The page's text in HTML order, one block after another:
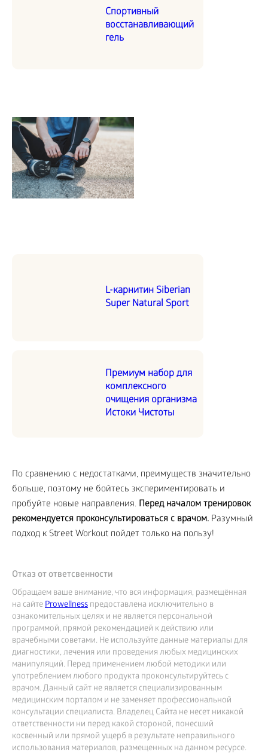
Спортивный
восстанавливающий
гель
L-карнитин Siberian
Super Natural Sport
Премиум набор для
комплексного
очищения организма
Истоки Чистоты
По сравнению с недостатками, преимуществ значительно
больше, поэтому не бойтесь экспериментировать и
пробуйте новые направления. Перед началом тренировок
рекомендуется проконсультироваться с врачом. Разумный
подход к Street Workout пойдет только на пользу!
Отказ от ответсвенности
Обращаем ваше внимание, что вся информация, размещённая
на сайтеProwellness предоставлена исключительно в
ознакомительных целях и не является персональной
программой, прямой рекомендацией к действию или
врачебными советами. Не используйте данные материалы для
диагностики, лечения или проведения любых медицинских
манипуляций. Перед применением любой методики или
употреблением любого продукта проконсультируйтесь с
врачом. Данный сайт не является специализированным
медицинским порталом и не заменяет профессиональной
консультации специалиста. Владелец Сайта не несет никакой
ответственности ни перед какой стороной, понесший
косвенный или прямой ущерб в результате неправильного
использования материалов, размещенных на данном ресурсе.